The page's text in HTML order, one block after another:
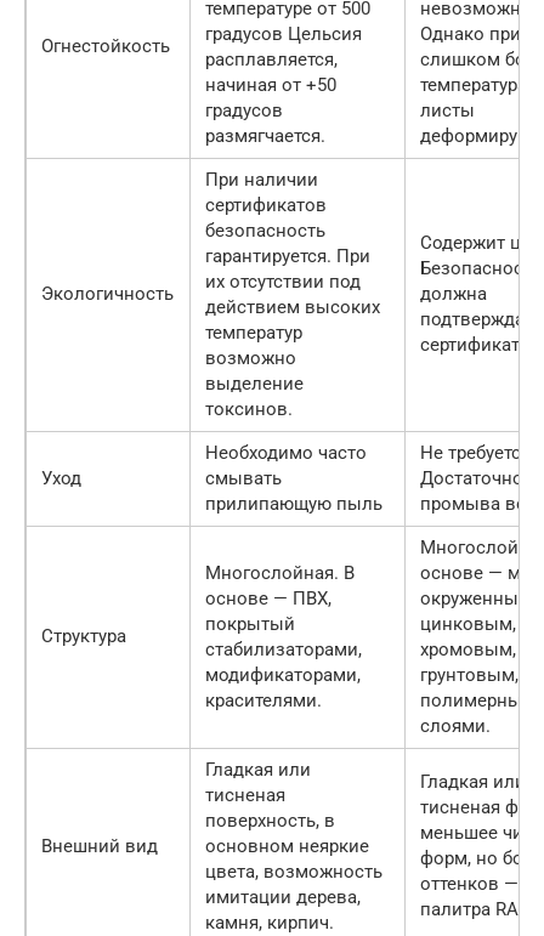
Огнестойкость
температуре от 500
градусов Цельсия
расплавляется,
начиная от +50
градусов
размягчается.
невозможно.
Однако при
слишком
температурах
листы
Экологичность
При наличии
сертификатов
безопасность
гарантируется. При
их отсутствии под
действием высоких
температур
возможно
выделение
токсинов.
Содержит
Безопасность
должна
Уход
Необходимо часто
смывать
прилипающую пыль
Не требуется.
Достаточно
промыва
Структура
Многослойная. В
основе — ПВХ,
покрытый
стабилизаторами,
модификаторами,
красителями.
основе —
окруженный
цинковым,
хромовым,
грунтовым,
полимерным
слоями.
Внешний вид
Гладкая или
тисненая
поверхность, в
основном неяркие
цвета, возможность
имитации дерева,
камня, кирпич.
Гладкая или
тисненая
меньшее
форм, но
оттенков —
палитра RAL.